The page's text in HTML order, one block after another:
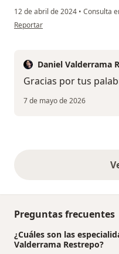
12 de abril de 2024 • Consulta
en opinión del usuario Camilo
Reportar
Daniel Valderrama
Gracias por tus
7 de mayo de 2026
Preguntas frecuentes
¿Cuáles son las
Valderrama Restrepo?